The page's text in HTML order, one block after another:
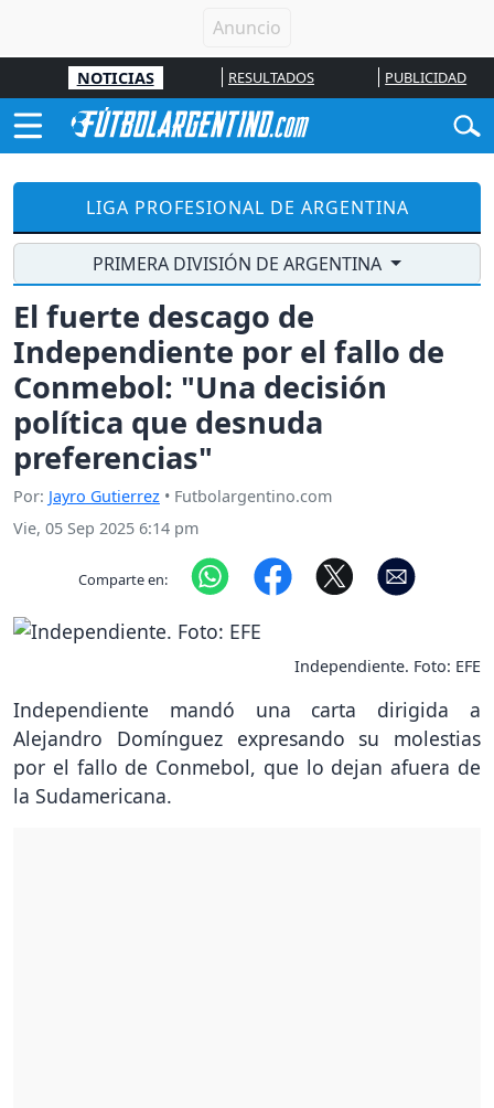
NOTICIAS RESULTADOS PUBLICIDAD
LIGA PROFESIONAL DE ARGENTINA
PRIMERA DIVISIÓN DE ARGENTINA
El fuerte descago de
Independiente por el fallo de
Conmebol: "Una decisión
política que desnuda
preferencias"
Por: Jayro Gutierrez • Futbolargentino.com
Vie, 05 Sep 2025 6:14 pm
Comparte en:
Independiente. Foto: EFE
Independiente mandó una carta dirigida a
Alejandro Domínguez expresando su molestias
por el fallo de Conmebol, que lo dejan afuera de
la Sudamericana.